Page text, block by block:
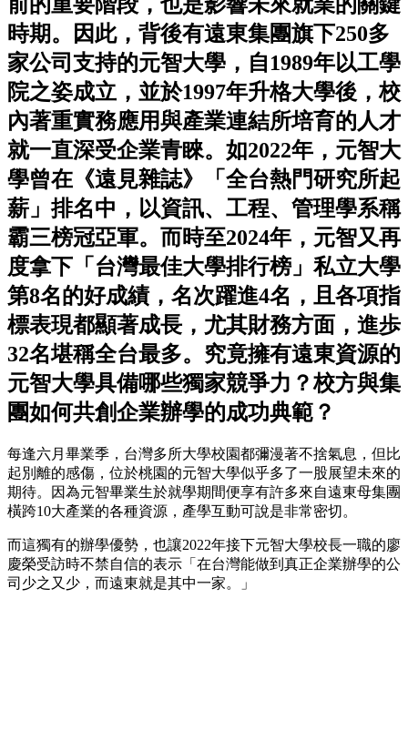
前的重要階段，也是影響未來就業的關鍵
時期。因此，背後有遠東集團旗下250多
家公司支持的元智大學，自1989年以工學
院之姿成立，並於1997年升格大學後，校
內著重實務應用與產業連結所培育的人才
就一直深受企業青睞。如2022年，元智大
學曾在《遠見雜誌》「全台熱門研究所起
薪」排名中，以資訊、工程、管理學系稱
霸三榜冠亞軍。而時至2024年，元智又再
度拿下「台灣最佳大學排行榜」私立大學
第8名的好成績，名次躍進4名，且各項指
標表現都顯著成長，尤其財務方面，進歩
32名堪稱全台最多。究竟擁有遠東資源的
元智大學具備哪些獨家競爭力？校方與集
團如何共創企業辦學的成功典範？
每逢六月畢業季，台灣多所大學校園都彌漫著不捨氣息，但比
起別離的感傷，位於桃園的元智大學似乎多了一股展望未來的
期待。因為元智畢業生於就學期間便享有許多來自遠東母集團
橫跨10大產業的各種資源，產學互動可說是非常密切。
而這獨有的辦學優勢，也讓2022年接下元智大學校長一職的廖
慶榮受訪時不禁自信的表示「在台灣能做到真正企業辦學的公
司少之又少，而遠東就是其中一家。」